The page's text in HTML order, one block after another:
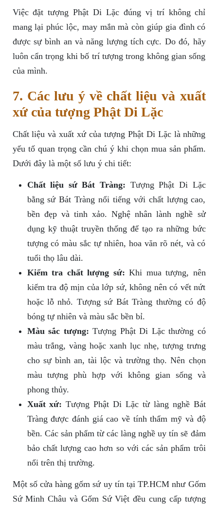
Việc đặt tượng Phật Di Lặc đúng vị trí không chỉ
mang lại phúc lộc, may mắn mà còn giúp gia đình có
được sự bình an và năng lượng tích cực. Do đó, hãy
luôn cẩn trọng khi bố trí tượng trong không gian sống
của mình.
7. Các lưu ý về chất liệu và xuất
xứ của tượng Phật Di Lặc
Chất liệu và xuất xứ của tượng Phật Di Lặc là những
yếu tố quan trọng cần chú ý khi chọn mua sản phẩm.
Dưới đây là một số lưu ý chi tiết:
Chất liệu sứ Bát Tràng: Tượng Phật Di Lặc
bằng sứ Bát Tràng nổi tiếng với chất lượng cao,
bền đẹp và tinh xảo. Nghệ nhân lành nghề sử
dụng kỹ thuật truyền thống để tạo ra những bức
tượng có màu sắc tự nhiên, hoa văn rõ nét, và có
tuổi thọ lâu dài.
Kiểm tra chất lượng sứ: Khi mua tượng, nên
kiểm tra độ mịn của lớp sứ, không nên có vết nứt
hoặc lỗ nhỏ. Tượng sứ Bát Tràng thường có độ
bóng tự nhiên và màu sắc bền bỉ.
Màu sắc tượng: Tượng Phật Di Lặc thường có
màu trắng, vàng hoặc xanh lục nhẹ, tượng trưng
cho sự bình an, tài lộc và trường thọ. Nên chọn
màu tượng phù hợp với không gian sống và
phong thủy.
Xuất xứ: Tượng Phật Di Lặc từ làng nghề Bát
Tràng được đánh giá cao về tính thẩm mỹ và độ
bền. Các sản phẩm từ các làng nghề uy tín sẽ đảm
bảo chất lượng cao hơn so với các sản phẩm trôi
nổi trên thị trường.
Một số cửa hàng gốm sứ uy tín tại TP.HCM như Gốm
Sứ Minh Châu và Gốm Sứ Việt đều cung cấp tượng